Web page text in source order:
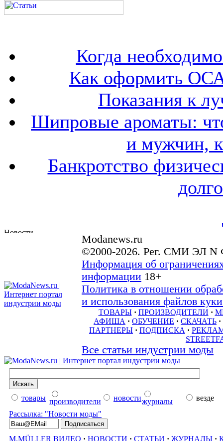
Когда
Как оформить
Показания к
Шипровые ароматы:
и мужчин,
Банкротство
Modanews.ru
©2000-2026. Рег. СМИ ЭЛ N
Информация об
информации 18+
Политика в отношении
и использования файлов
ТОВАРЫ · ПРОИЗВОДИТЕЛИ ·
АФИША · ОБУЧЕНИЕ · СКАЧАТЬ ·
ПАРТНЕРЫ · ПОДПИСКА ·
Все статьи индустрии моды
товары производители новостижурналы
везде
Рассылка: "Новости моды"
M.MÜLLER ВИДЕО · НОВОСТИ · СТАТЬИ · ЖУРНАЛЫ ·